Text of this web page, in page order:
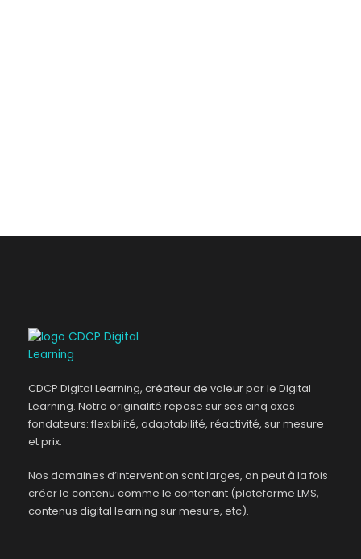
CDCP Digital Learning, créateur de valeur par le Digital
Learning. Notre originalité repose sur ses cinq axes
fondateurs: flexibilité, adaptabilité, réactivité, sur mesure
et prix.
Nos domaines d’intervention sont larges, on peut à la fois
créer le contenu comme le contenant (plateforme LMS,
contenus digital learning sur mesure, etc).